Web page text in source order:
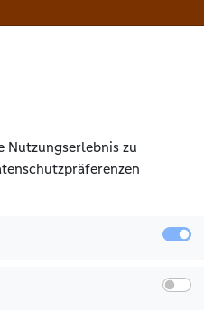
Nutzungs­erlebnis zu